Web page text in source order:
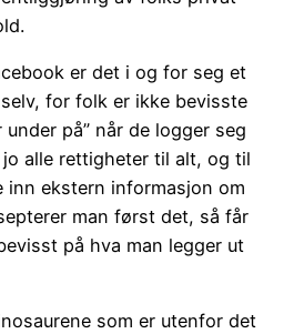
er det i og for seg et
for folk er ikke bevisste
under på” når de logger seg
alle rettigheter til alt, og til
inn ekstern informasjon om
man først det, så får
på hva man legger ut
som er utenfor det